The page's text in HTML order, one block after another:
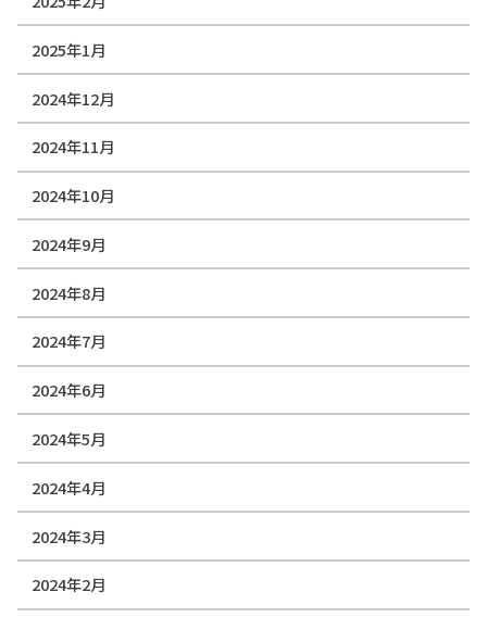
2025年1月
2024年12月
2024年11月
2024年10月
2024年9月
2024年8月
2024年7月
2024年6月
2024年5月
2024年4月
2024年3月
2024年2月